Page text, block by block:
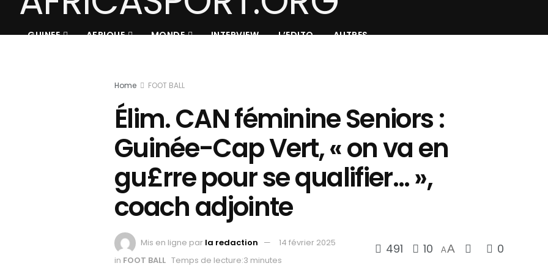
GUINEE AFRIQUE MONDE INTERVIEW L’EDITO AUTRES
Home FOOT BALL
Élim. CAN féminine Seniors :
Guinée-Cap Vert, « on va en
gu£rre pour se qualifier… »,
coach adjointe
Mis en ligne par la redaction
14 février 2025
in FOOT BALL Temps de lecture:3 minutes
491 10 AA 0